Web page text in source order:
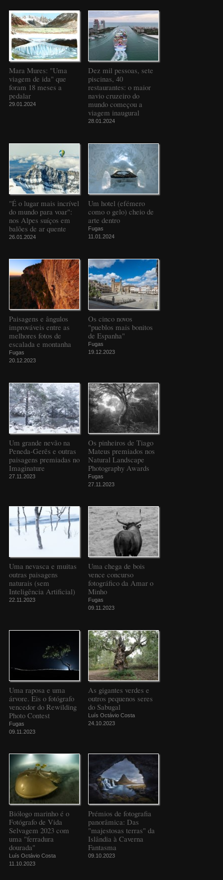
Mara Mures: "Uma
viagem de ida" que
foram 18 meses a
pedalar
29.01.2024
Dez mil pessoas, sete
piscinas, 40
restaurantes: o maior
navio cruzeiro do
mundo começou a
viagem inaugural
28.01.2024
"É o lugar mais incrível
do mundo para voar":
nos Alpes suíços em
balões de ar quente
26.01.2024
Um hotel (efémero
como o gelo) cheio de
arte dentro
Fugas
11.01.2024
Paisagens e ângulos
improváveis entre as
melhores fotos de
escalada e montanha
Fugas
20.12.2023
Os cinco novos
"pueblos mais bonitos
de Espanha"
Fugas
19.12.2023
Um grande nevão na
Peneda-Gerês e outras
paisagens premiadas no
Imaginature
27.11.2023
Os pinheiros de Tiago
Mateus premiados nos
Natural Landscape
Photography Awards
Fugas
27.11.2023
Uma nevasca e muitas
outras paisagens
naturais (sem
Inteligência Artificial)
22.11.2023
Uma chega de bois
vence concurso
fotográfico da Amar o
Minho
Fugas
09.11.2023
Uma raposa e uma
árvore. Eis o fotógrafo
vencedor do Rewilding
Photo Contest
Fugas
09.11.2023
As gigantes verdes e
outros pequenos seres
do Sabugal
Luís Octávio Costa
24.10.2023
Biólogo marinho é o
Fotógrafo de Vida
Selvagem 2023 com
uma "ferradura
dourada"
Luís Octávio Costa
11.10.2023
Prémios de fotografia
panorâmica: Das
"majestosas terras" da
Islândia à Caverna
Fantasma
09.10.2023